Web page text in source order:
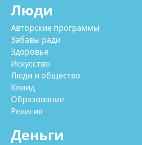
Люди
Авторские программы
Забавы ради
Здоровье
Искусство
Люди и общество
Ковид
Образование
Религия
Деньги